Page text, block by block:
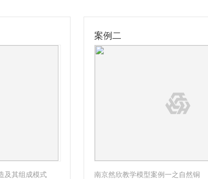
南京然欣教学模型案例一之自然铜